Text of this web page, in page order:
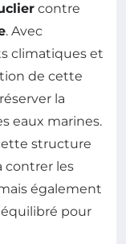
contre
. Avec
climatiques et
de cette
la
eaux marines.
structure
contrer les
également
pour